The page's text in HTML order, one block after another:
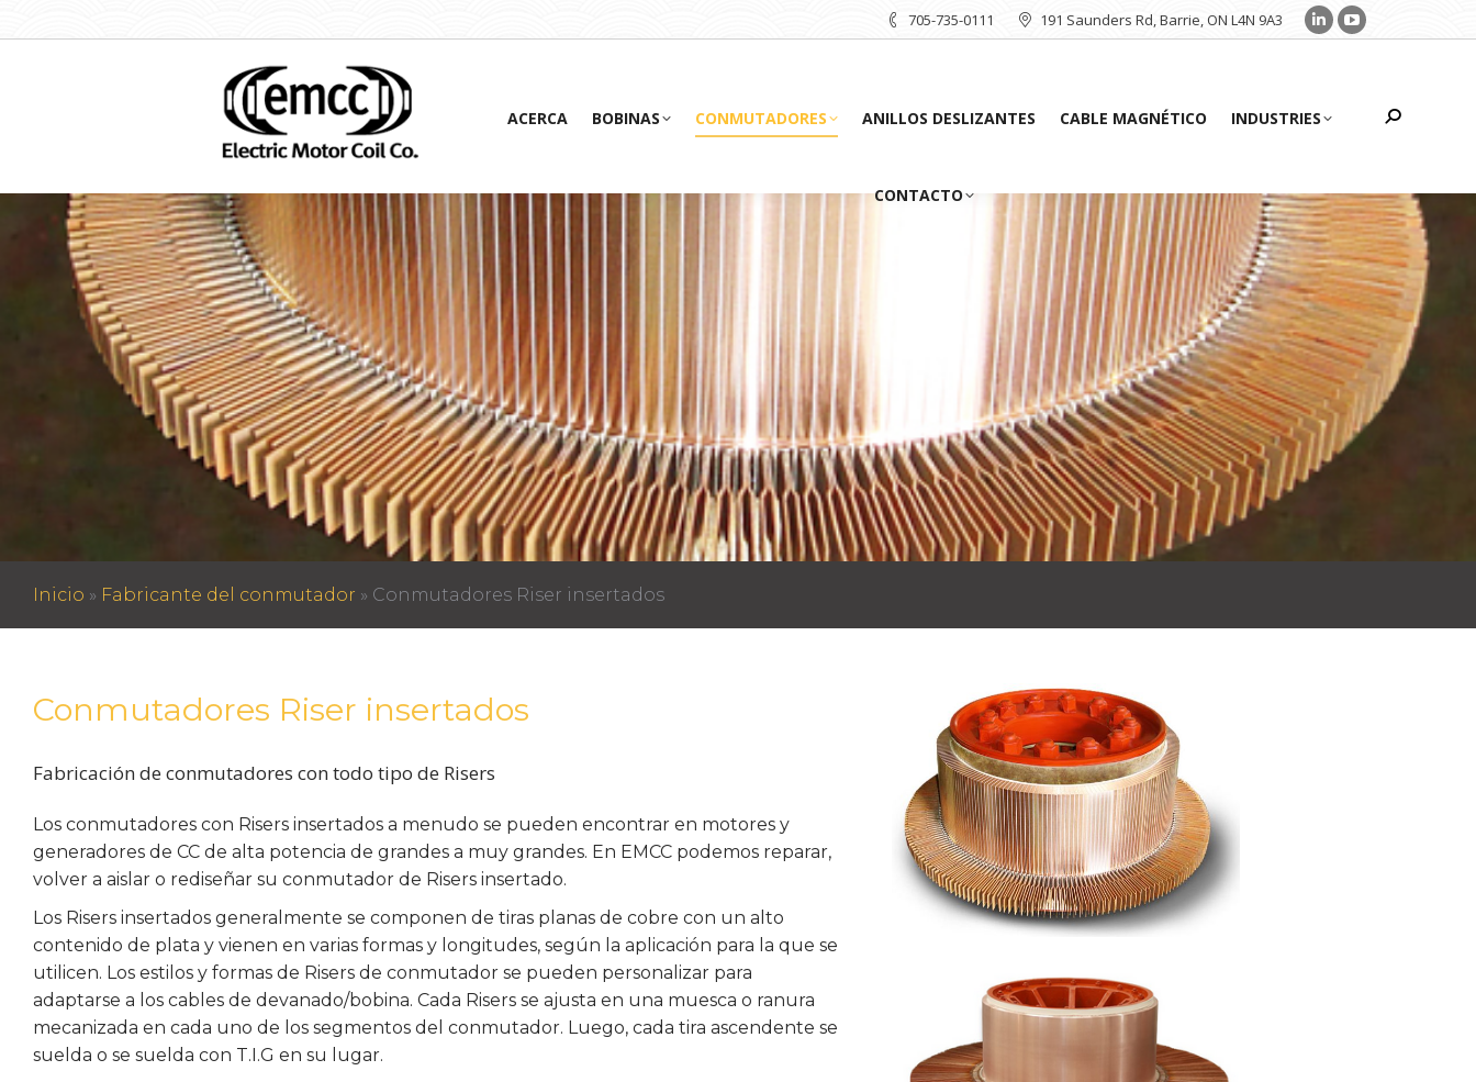
705-735-0111 191 Saunders Rd, Barrie, ON L4N 9A3
ACERCA BOBINAS CONMUTADORES ANILLOS DESLIZANTES CABLE MAGNÉTICO INDUSTRIES
CONTACTO
Inicio » Fabricante del conmutador » Conmutadores Riser insertados
Conmutadores Riser insertados
Fabricación de conmutadores con todo tipo de Risers
Los conmutadores con Risers insertados a menudo se pueden encontrar en motores y
generadores de CC de alta potencia de grandes a muy grandes. En EMCC podemos reparar,
volver a aislar o rediseñar su conmutador de Risers insertado.
Los Risers insertados generalmente se componen de tiras planas de cobre con un alto
contenido de plata y vienen en varias formas y longitudes, según la aplicación para la que se
utilicen. Los estilos y formas de Risers de conmutador se pueden personalizar para
adaptarse a los cables de devanado/bobina. Cada Risers se ajusta en una muesca o ranura
mecanizada en cada uno de los segmentos del conmutador. Luego, cada tira ascendente se
suelda o se suelda con T.I.G en su lugar.